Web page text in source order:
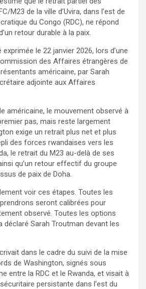
M23 de la ville d’Uvira, dans l’est de
du Congo (RDC), ne répond
retour durable à la paix.
le 22 janvier 2026, lors d’une
des Affaires étrangères de
américaine, par Sarah
adjointe aux Affaires
américaine, le mouvement observé à
pas, mais reste largement
exige un retrait plus net et plus
des forces rwandaises vers les
le retrait du M23 au-delà de ses
qu’un retour effectif du groupe
de paix de Doha.
voir ces étapes. Toutes les
seront calibrées pour
observé. Toutes les options
déclaré Sarah Troutman devant les
dans le cadre du suivi de la mise
de Washington, signés sous
entre la RDC et le Rwanda, et visait à
persistante dans l’est du